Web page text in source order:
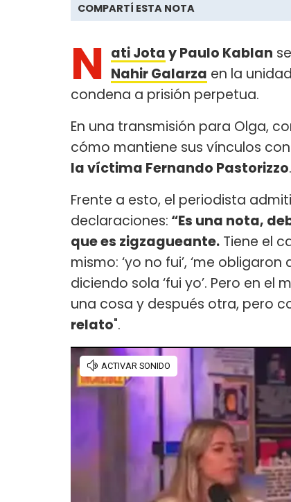
COMPARTÍ ESTA NOTA
N ati Jotay Paulo Kablan
Nahir Galarza en la
condena a prisión perpetua.
En una transmisión para Olga,
cómo mantiene sus vínculos
la víctima Fernando Pastorizzo.
Frente a esto, el periodista
declaraciones: “Es una nota,
que es zigzagueante. Tiene el
mismo: ‘yo no fui’, ‘me
diciendo sola ‘fui yo’. Pero en
una cosa y después otra, pero
relato".